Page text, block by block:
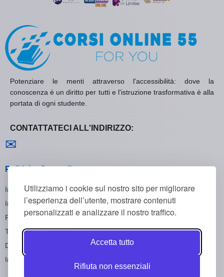
Utilizziamo i cookie sul nostro sito per migliorare
l’esperienza dell’utente, mostrare contenuti
personalizzati e analizzare il nostro traffico.
Accetta tutto
Rifiuta non essenziali
Potenziare le menti attraverso l'accessibilità: dove la
conoscenza è un diritto per tutti e l'istruzione trasformativa è alla
portata di ogni studente.
CONTATTATECI ALL'INDIRIZZO:
✉
Politiche Generali
Informativa sulla Privacy
Informativa sui Cookie
Politica di Rimborso
Termini e Condizioni
Disiscriversi
Impostazioni dei cookie